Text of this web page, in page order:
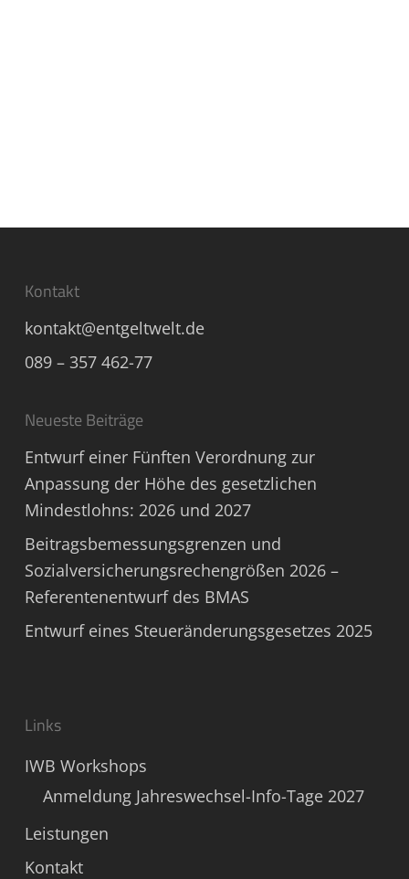
Kontakt
kontakt@entgeltwelt.de
089 – 357 462-77
Neueste Beiträge
Entwurf einer Fünften Verordnung zur
Anpassung der Höhe des gesetzlichen
Mindestlohns: 2026 und 2027
Beitragsbemessungsgrenzen und
Sozialversicherungsrechengrößen 2026 –
Referentenentwurf des BMAS
Entwurf eines Steueränderungsgesetzes 2025
Links
IWB Workshops
Anmeldung Jahreswechsel-Info-Tage 2027
Leistungen
Kontakt